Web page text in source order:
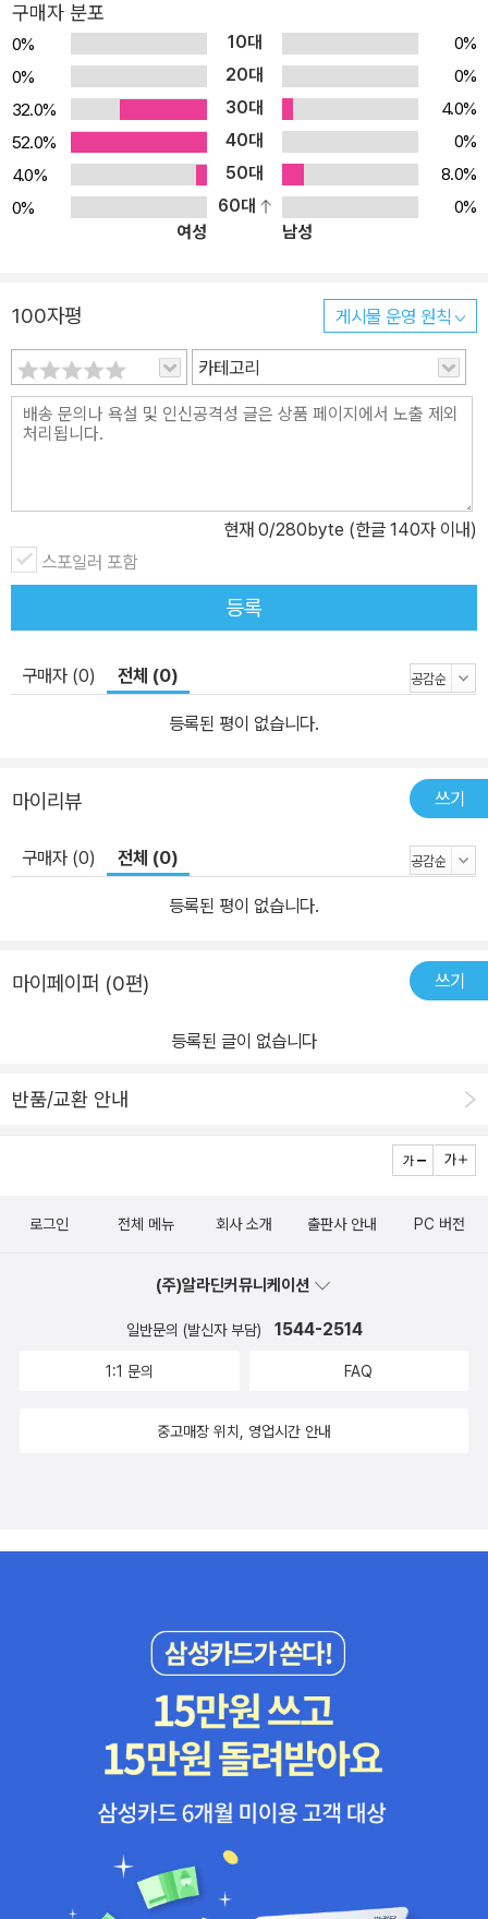
구매자 분포
0% 10대
0%
0%
20대
0%
32.0%
30대
4.0%
52.0%
40대
0%
4.0%
50대
8.0%
0%
60대
0%
여성
남성
100자평 게시물 운영 원칙
카테고리
현재 0/280byte (한글 140자 이내)
스포일러 포함
등록
구매자 (0) 전체 (0)
등록된 평이 없습니다.
마이리뷰 쓰기
구매자 (0) 전체 (0)
등록된 평이 없습니다.
마이페이퍼 (0편) 쓰기
등록된 글이 없습니다
반품/교환 안내
로그인 전체 메뉴 회사 소개 출판사 안내 PC 버전
(주)알라딘커뮤니케이션
일반문의 (발신자 부담) 1544-2514
1:1 문의 FAQ
중고매장 위치, 영업시간 안내